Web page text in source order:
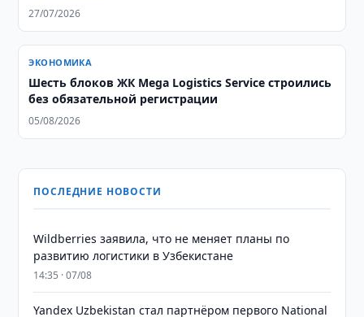
27/07/2026
ЭКОНОМИКА
Шесть блоков ЖК Mega Logistics Service строились
без обязательной регистрации
05/08/2026
ПОСЛЕДНИЕ НОВОСТИ
Wildberries заявила, что не меняет планы по
развитию логистики в Узбекистане
14:35 · 07/08
Yandex Uzbekistan стал партнёром первого National